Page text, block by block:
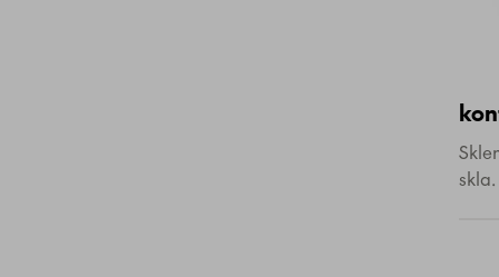
skla.